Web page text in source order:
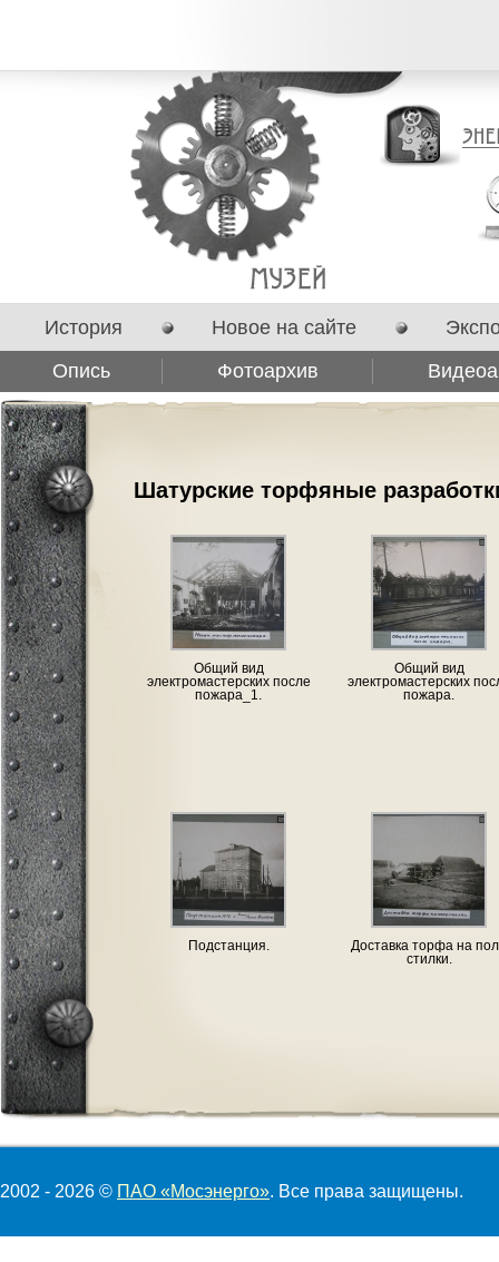
История Новое на сайте
Опись
Фотоархив
Сотрудничество
Шатурские торфяные
Общий вид
электромастерских после
пожара_1.
Общий вид
электромастерских
пожара.
Подстанция.
Доставка торфа на
стилки.
2002 - 2026 © ПАО «Мосэнерго». Все права защищены.